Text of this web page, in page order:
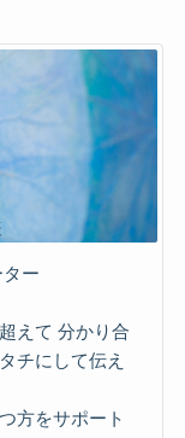
ー
えて 分かり合
チにして伝え
方をサポート